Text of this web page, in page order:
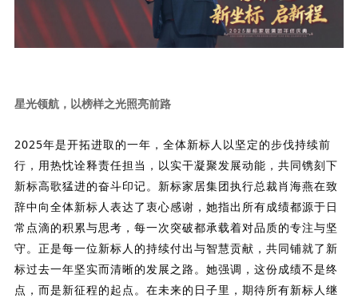
星光领航， 以榜样之光照亮前路
2025年是开拓进取的一年，全体新标人以坚定的步伐持续前
行，用热忱诠释责任担当，以实干凝聚发展动能，共同镌刻下
新标高歌猛进的奋斗印记。 新标家居集团执行总裁肖海燕在致
辞中向全体新标人表达了衷心感谢， 她指出所有成绩都源于日
常点滴的积累与思考，每一次突破都承载着对品质的专注与坚
守。正是每一位新标人的持续付出与智慧贡献，共同铺就了新
标过去一年坚实而清晰的发展之路。 她强调，这份成绩不是终
点，而是新征程的起点。在未来的日子里，期待所有新标人继